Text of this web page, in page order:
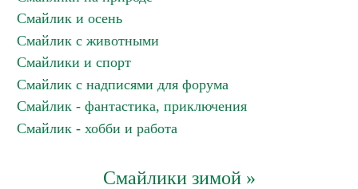
Смайлик и осень
Смайлик с животными
Смайлики и спорт
Смайлик с надписями для форума
Смайлик - фантастика, приключения
Смайлик - хобби и работа
Смайлики зимой »